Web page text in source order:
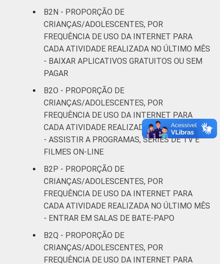
B2N - PROPORÇÃO DE
CRIANÇAS/ADOLESCENTES, POR
FREQUÊNCIA DE USO DA INTERNET PARA
CADA ATIVIDADE REALIZADA NO ÚLTIMO MÊS
- BAIXAR APLICATIVOS GRATUITOS OU SEM
PAGAR
B2O - PROPORÇÃO DE
CRIANÇAS/ADOLESCENTES, POR
FREQUÊNCIA DE USO DA INTERNET PARA
CADA ATIVIDADE REALIZADA NO ÚLTIMO MÊS
- ASSISTIR A PROGRAMAS, SÉRIES DE TV E
FILMES ON-LINE
B2P - PROPORÇÃO DE
CRIANÇAS/ADOLESCENTES, POR
FREQUÊNCIA DE USO DA INTERNET PARA
CADA ATIVIDADE REALIZADA NO ÚLTIMO MÊS
- ENTRAR EM SALAS DE BATE-PAPO
B2Q - PROPORÇÃO DE
CRIANÇAS/ADOLESCENTES, POR
FREQUÊNCIA DE USO DA INTERNET PARA